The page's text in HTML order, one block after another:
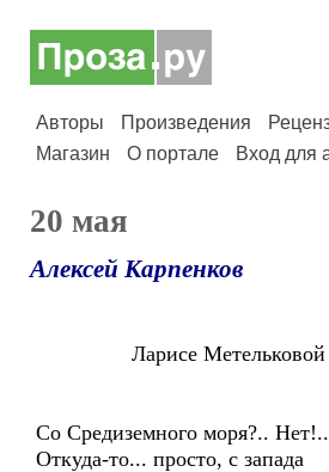
Авторы Произведения
Магазин
О портале Вход для
20 мая
Алексей Карпенков
Ларисе Метельковой
Со Средиземного моря?.. Нет!..
Откуда-то... просто, с запада